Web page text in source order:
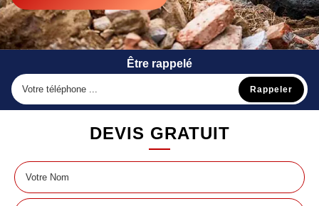
Être rappelé
DEVIS GRATUIT